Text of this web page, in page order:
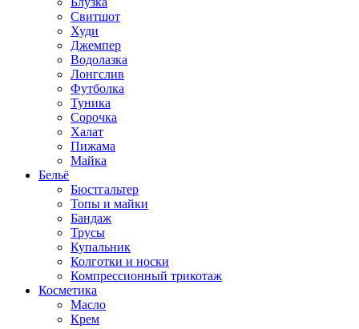
Свитшот
Худи
Джемпер
Водолазка
Лонгслив
Футболка
Туника
Сорочка
Халат
Пижама
Майка
Бельё
Бюстгальтер
Топы и майки
Бандаж
Трусы
Купальник
Колготки и носки
Компрессионный трикотаж
Косметика
Масло
Крем